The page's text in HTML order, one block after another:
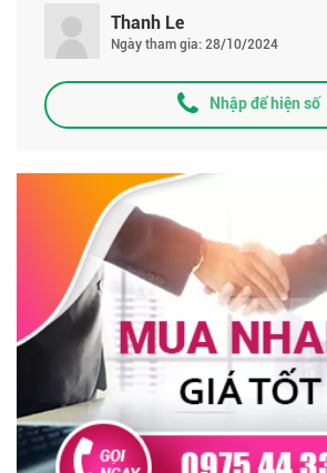
Thanh Le
Ngày tham gia: 28/10/2024
Nhập để hiện số